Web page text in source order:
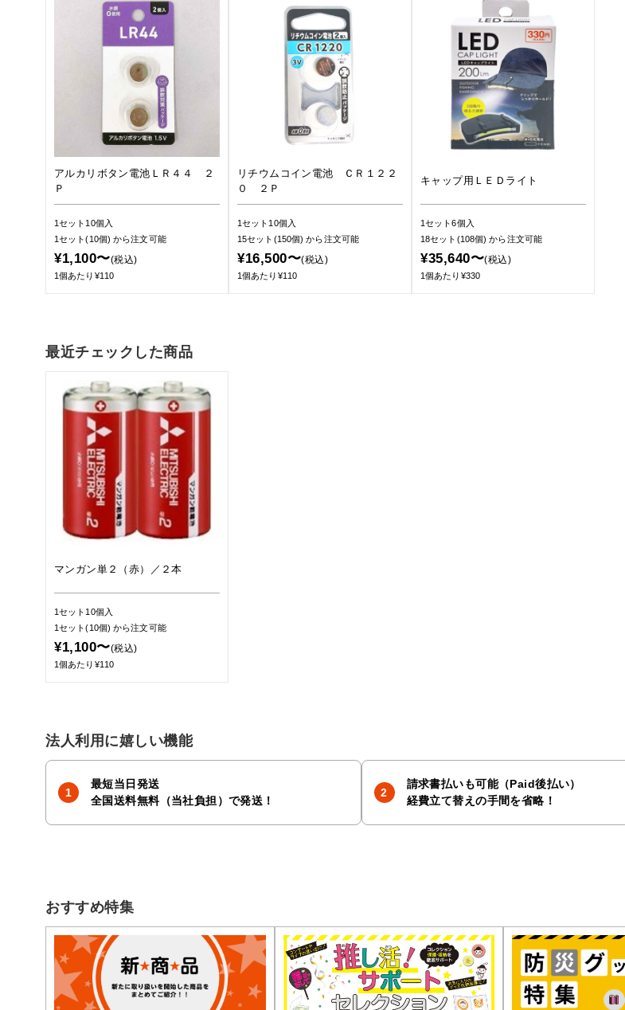
アルカリボタン電池ＬＲ４４ ２
Ｐ
1セット10個入
1セット(10個)から注文可能
¥1,100〜(税込)
1個あたり¥110
リチウムコイン電池 ＣＲ１２２
０ ２Ｐ
1セット10個入
15セット(150個)から注文可能
¥16,500〜(税込)
1個あたり¥110
キャップ用ＬＥＤライト
1セット6個入
18セット(108個)から注文可能
¥35,640〜(税込)
1個あたり¥330
最近チェックした商品
マンガン単２（赤）／２本
1セット10個入
1セット(10個)から注文可能
¥1,100〜(税込)
1個あたり¥110
法人利用に嬉しい機能
最短当日発送
全国送料無料（当社負担）で発送！
請求書払いも可能（Paid後払い）
経費立て替えの手間を省略！
おすすめ特集